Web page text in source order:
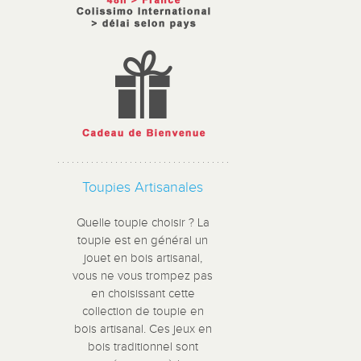
Toupies Artisanales
Quelle toupie choisir ? La
toupie est en général un
jouet en bois artisanal,
vous ne vous trompez pas
en choisissant cette
collection de toupie en
bois artisanal. Ces jeux en
bois traditionnel sont